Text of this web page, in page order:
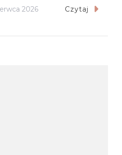
2026 Czytaj